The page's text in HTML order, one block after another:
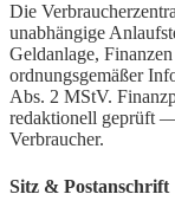
Die
unabhängige
Geldanlage,
ordnungsgemäßer
Abs. 2 MStV.
redaktionell geprüft —
Verbraucher.
Sitz & Postanschrift